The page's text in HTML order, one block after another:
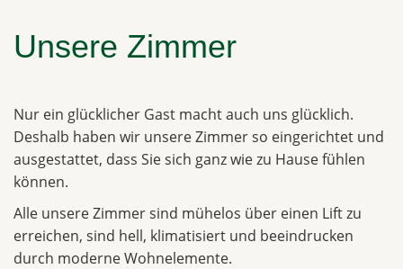
Unsere Zimmer
Nur ein glücklicher Gast macht auch uns glücklich.
Deshalb haben wir unsere Zimmer so eingerichtet und
ausgestattet, dass Sie sich ganz wie zu Hause fühlen
können.
Alle unsere Zimmer sind mühelos über einen Lift zu
erreichen, sind hell, klimatisiert und beeindrucken
durch moderne Wohnelemente.